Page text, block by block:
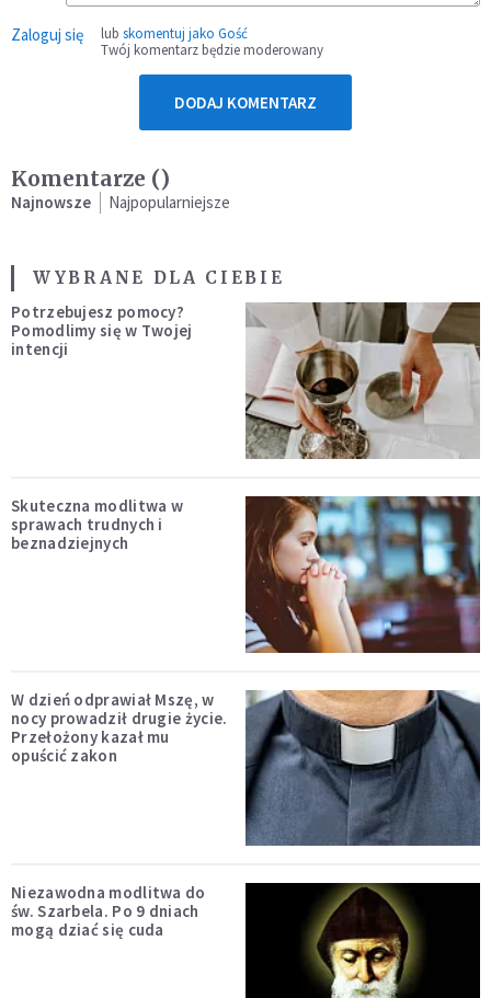
Zaloguj się lub skomentuj jako Gość
Twój komentarz będzie moderowany
DODAJ KOMENTARZ
Komentarze ()
Najnowsze Najpopularniejsze
WYBRANE DLA CIEBIE
Potrzebujesz pomocy?
Pomodlimy się w Twojej
intencji
Skuteczna modlitwa w
sprawach trudnych i
beznadziejnych
W dzień odprawiał Mszę, w
nocy prowadził drugie życie.
Przełożony kazał mu
opuścić zakon
Niezawodna modlitwa do
św. Szarbela. Po 9 dniach
mogą dziać się cuda